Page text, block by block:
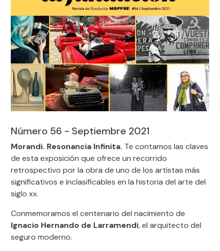
Número 56 - Septiembre 2021
Morandi. Resonancia Infinita. Te contamos las claves
de esta exposición que ofrece un recorrido
retrospectivo por la obra de uno de los artistas más
significativos e inclasificables en la historia del arte del
siglo xx.
Conmemoramos el centenario del nacimiento de
Ignacio Hernando de Larramendi, el arquitecto del
seguro moderno.